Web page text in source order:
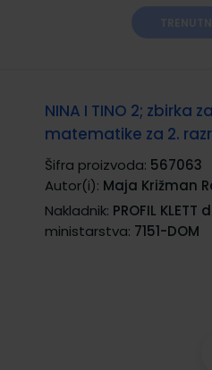
NINA I TINO 2; zbirka
matematike za 2.
Šifra proizvoda: 567063
Autor(i): Maja Križman
Nakladnik: PROFIL KLETT
ministarstva: 7151-DOM